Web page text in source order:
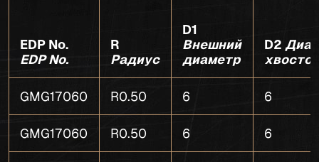
EDP No.
EDP No.
R
Радиус
D1
Внешний
диаметр
D2
GMG17060 R0.50 6 6
GMG17060 R0.50 6 6